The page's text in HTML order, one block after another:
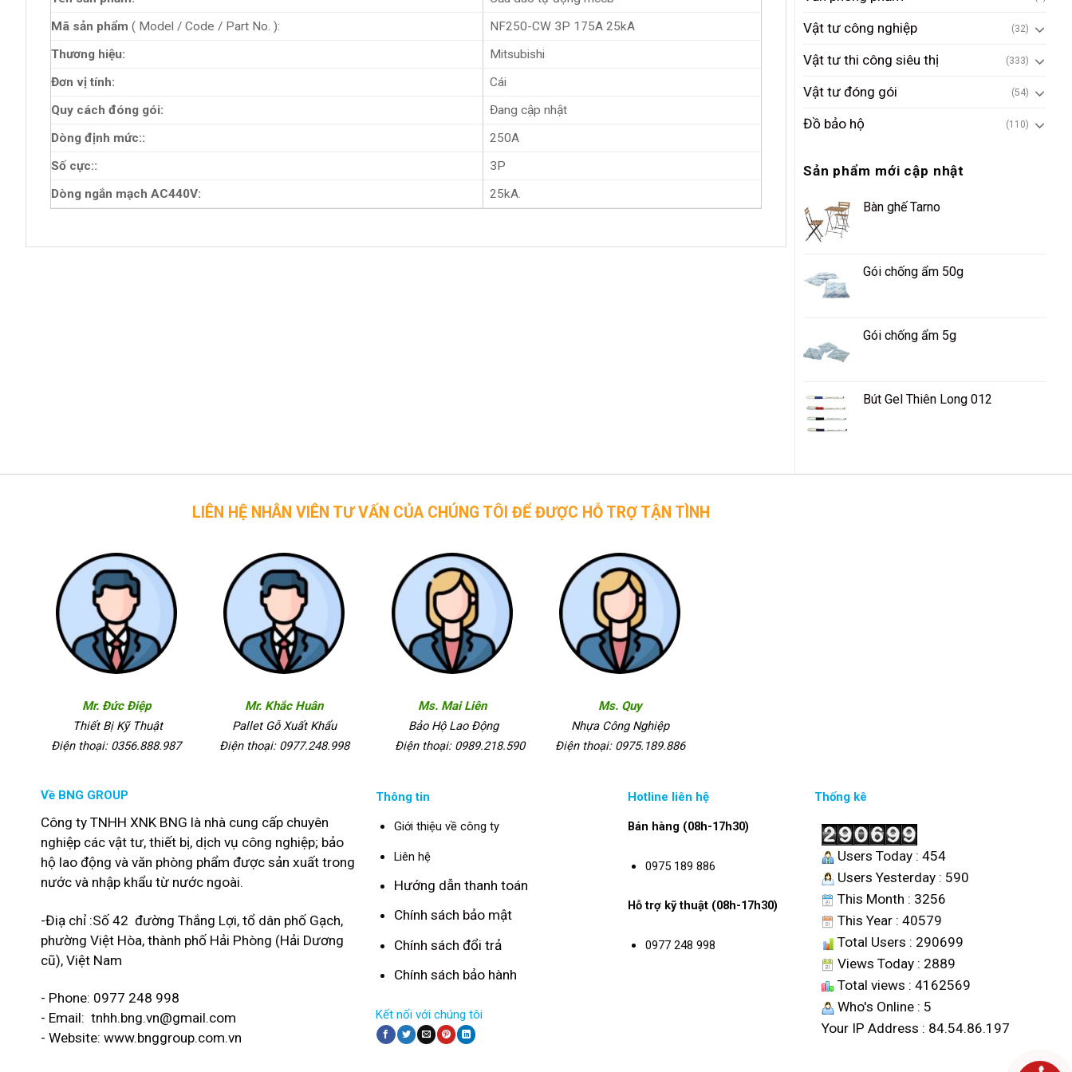
Vật tư công nghiệp (32)
Vật tư thi công siêu thị (333)
Vật tư đóng gói (54)
Đồ bảo hộ (110)
Sản phẩm mới cập nhật
Bàn ghế Tarno
Gói chống ẩm 50g
Gói chống ẩm 5g
Bút Gel Thiên Long 012
Mã sản phẩm ( Model / Code / Part No. ):
NF250-CW 3P 175A 25kA
Thương hiệu:
Mitsubishi
Đơn vị tính:
Cái
Quy cách đóng gói:
Đang cập nhật
Dòng định mức::
250A
Số cực::
3P
Dòng ngắn mạch AC440V:
25kA.
LIÊN HỆ NHÂN VIÊN TƯ VẤN CỦA CHÚNG TÔI ĐỂ ĐƯỢC HỖ TRỢ TẬN TÌNH
Mr. Đức Điệp
Thiết Bị Kỹ Thuật
Điện thoại: 0356.888.987
Mr. Khắc Huân
Pallet Gỗ Xuất Khẩu
Điện thoại: 0977.248.998
Ms. Mai Liên
Bảo Hộ Lao Động
Điện thoại: 0989.218.590
Ms. Quy
Nhựa Công Nghiệp
Điện thoại: 0975.189.886
Về BNG GROUP
Công ty TNHH XNK BNG là nhà cung cấp chuyên
nghiệp các vật tư, thiết bị, dịch vụ công nghiệp; bảo
hộ lao động và văn phòng phẩm được sản xuất trong
nước và nhập khẩu từ nước ngoài.
-Điạ chỉ :Số 42 đường Thắng Lợi, tổ dân phố Gạch,
phường Việt Hòa, thành phố Hải Phòng (Hải Dương
cũ), Việt Nam
- Phone: 0977 248 998
- Email: tnhh.bng.vn@gmail.com
- Website: www.bnggroup.com.vn
Thông tin
Giới thiệu về công ty
Liên hệ
Hướng dẫn thanh toán
Chính sách bảo mật
Chính sách đổi trả
Chính sách bảo hành
Kết nối với chúng tôi
Hotline liên hệ
Bán hàng (08h-17h30)
0975 189 886
Hỗ trợ kỹ thuật (08h-17h30)
0977 248 998
Thống kê
Users Today : 454
Users Yesterday : 590
This Month : 3256
This Year : 40579
Total Users : 290699
Views Today : 2889
Total views : 4162569
Who's Online : 5
Your IP Address : 84.54.86.197